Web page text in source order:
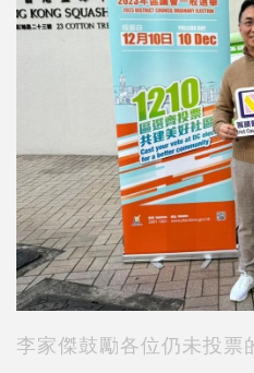
李家傑鼓勵各位仍未投票